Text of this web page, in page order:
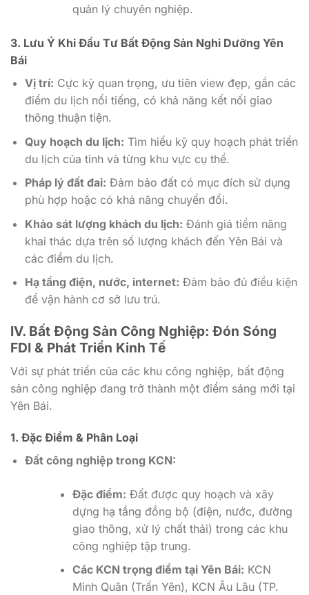
quản lý chuyên nghiệp.
3. Lưu Ý Khi Đầu Tư Bất Động Sản Nghỉ Dưỡng Yên
Bái
Vị trí: Cực kỳ quan trọng, ưu tiên view đẹp, gần các
điểm du lịch nổi tiếng, có khả năng kết nối giao
thông thuận tiện.
Quy hoạch du lịch: Tìm hiểu kỹ quy hoạch phát triển
du lịch của tỉnh và từng khu vực cụ thể.
Pháp lý đất đai: Đảm bảo đất có mục đích sử dụng
phù hợp hoặc có khả năng chuyển đổi.
Khảo sát lượng khách du lịch: Đánh giá tiềm năng
khai thác dựa trên số lượng khách đến Yên Bái và
các điểm du lịch.
Hạ tầng điện, nước, internet: Đảm bảo đủ điều kiện
để vận hành cơ sở lưu trú.
IV. Bất Động Sản Công Nghiệp: Đón Sóng
FDI & Phát Triển Kinh Tế
Với sự phát triển của các khu công nghiệp, bất động
sản công nghiệp đang trở thành một điểm sáng mới tại
Yên Bái.
1. Đặc Điểm & Phân Loại
Đất công nghiệp trong KCN:
Đặc điểm: Đất được quy hoạch và xây
dựng hạ tầng đồng bộ (điện, nước, đường
giao thông, xử lý chất thải) trong các khu
công nghiệp tập trung.
Các KCN trọng điểm tại Yên Bái: KCN
Minh Quân (Trấn Yên), KCN Âu Lâu (TP.